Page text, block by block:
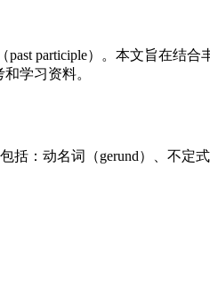
participle）。本文旨在
学习资料。
：动名词（gerund）、不定